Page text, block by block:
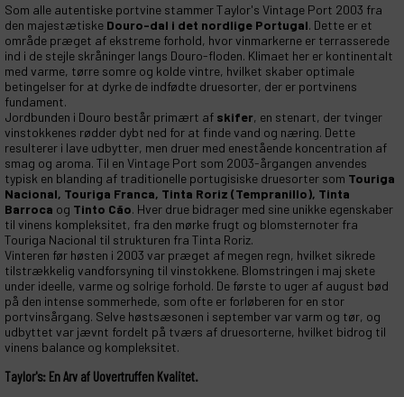
Som alle autentiske portvine stammer Taylor's Vintage Port 2003 fra
den majestætiske Douro-dal i det nordlige Portugal. Dette er et
område præget af ekstreme forhold, hvor vinmarkerne er terrasserede
ind i de stejle skråninger langs Douro-floden. Klimaet her er kontinentalt
med varme, tørre somre og kolde vintre, hvilket skaber optimale
betingelser for at dyrke de indfødte druesorter, der er portvinens
fundament.
Jordbunden i Douro består primært af skifer, en stenart, der tvinger
vinstokkenes rødder dybt ned for at finde vand og næring. Dette
resulterer i lave udbytter, men druer med enestående koncentration af
smag og aroma. Til en Vintage Port som 2003-årgangen anvendes
typisk en blanding af traditionelle portugisiske druesorter som Touriga
Nacional, Touriga Franca, Tinta Roriz (Tempranillo), Tinta
Barroca og Tinto Cão. Hver drue bidrager med sine unikke egenskaber
til vinens kompleksitet, fra den mørke frugt og blomsternoter fra
Touriga Nacional til strukturen fra Tinta Roriz.
Vinteren før høsten i 2003 var præget af megen regn, hvilket sikrede
tilstrækkelig vandforsyning til vinstokkene. Blomstringen i maj skete
under ideelle, varme og solrige forhold. De første to uger af august bød
på den intense sommerhede, som ofte er forløberen for en stor
portvinsårgang. Selve høstsæsonen i september var varm og tør, og
udbyttet var jævnt fordelt på tværs af druesorterne, hvilket bidrog til
vinens balance og kompleksitet.
Taylor's: En Arv af Uovertruffen Kvalitet.